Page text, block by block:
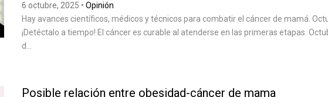
6 octubre, 2025 • Opinión
Hay avances científicos, médicos y técnicos para combatir el cáncer de mamá.
¡Detéctalo a tiempo! El cáncer es curable al atenderse en las primeras etapas.
d...
Posible relación entre obesidad-cáncer de mama